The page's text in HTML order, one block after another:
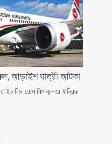
আড়াইশ যাত্রী আটকা
রোম বিমানবন্দরে যান্ত্রিক